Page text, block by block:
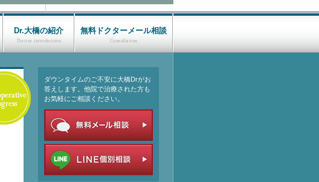
Dr.大橋の紹介 無料ドクターメール相談
ダウンタイムのご不安に大橋Drがお
答えします。他院で治療された方も
お気軽にご相談ください。